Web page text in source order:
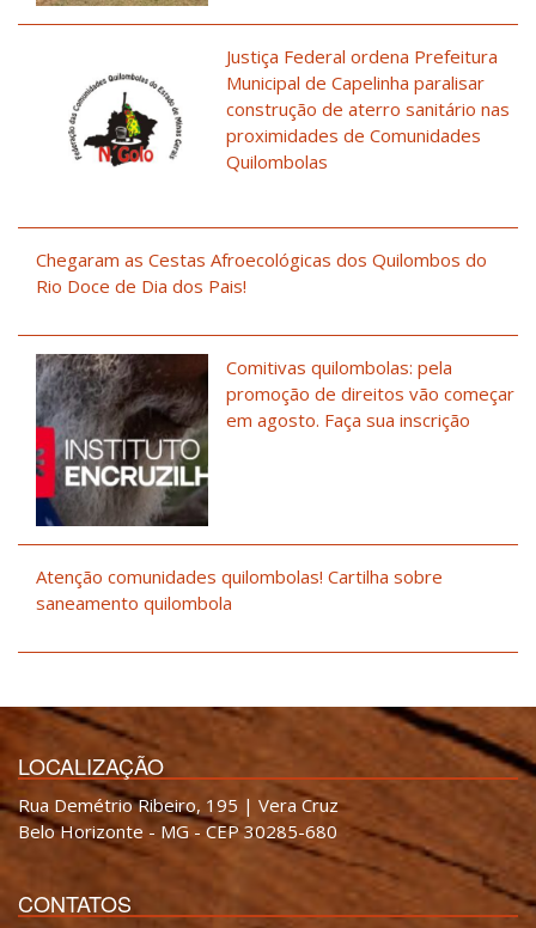
Justiça Federal ordena Prefeitura
Municipal de Capelinha paralisar
construção de aterro sanitário nas
proximidades de Comunidades
Quilombolas
Chegaram as Cestas Afroecológicas dos Quilombos do
Rio Doce de Dia dos Pais!
Comitivas quilombolas: pela
promoção de direitos vão começar
em agosto. Faça sua inscrição
Atenção comunidades quilombolas! Cartilha sobre
saneamento quilombola
LOCALIZAÇÃO
Rua Demétrio Ribeiro, 195 | Vera Cruz
Belo Horizonte - MG - CEP 30285-680
CONTATOS